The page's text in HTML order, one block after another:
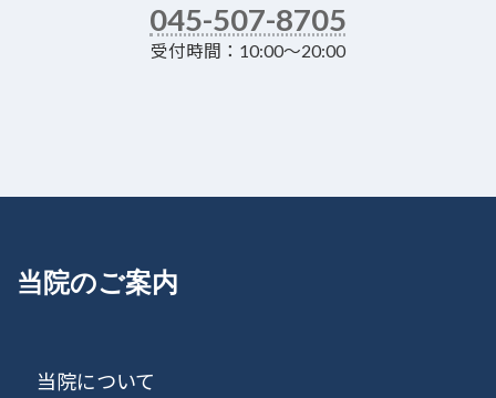
045-507-8705
受付時間：10:00～20:00
当院のご案内
当院について